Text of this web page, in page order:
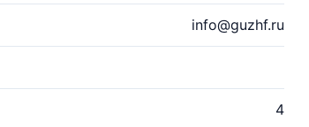
info@guzhf.ru
4